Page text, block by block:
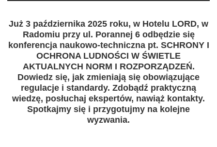
Już 3 października 2025 roku, w Hotelu LORD, w
Radomiu przy ul. Porannej 6 odbędzie się
konferencja naukowo-techniczna pt. SCHRONY I
OCHRONA LUDNOŚCI W ŚWIETLE
AKTUALNYCH NORM I ROZPORZĄDZEŃ.
Dowiedz się, jak zmieniają się obowiązujące
regulacje i standardy. Zdobądź praktyczną
wiedzę, posłuchaj ekspertów, nawiąż kontakty.
Spotkajmy się i przygotujmy na kolejne
wyzwania.